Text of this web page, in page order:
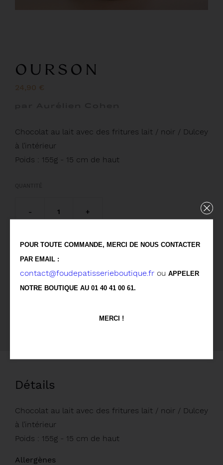
POUR TOUTE COMMANDE, MERCI DE NOUS CONTACTER
PAR EMAIL :
contact@foudepatisserieboutique.fr ou APPELER
NOTRE BOUTIQUE AU 01 40 41 00 61.
MERCI !
OURSON
24,90 €
Chocolat au lait avec des fritures lait / noir / Dulcey
à l’intérieur
Poids : 155g - 15 cm de haut
- 1 +
Disponible à l’expédition
Détails
Chocolat au lait avec des fritures lait / noir / Dulcey
à l’intérieur
Poids : 155g - 15 cm de haut
Allergènes